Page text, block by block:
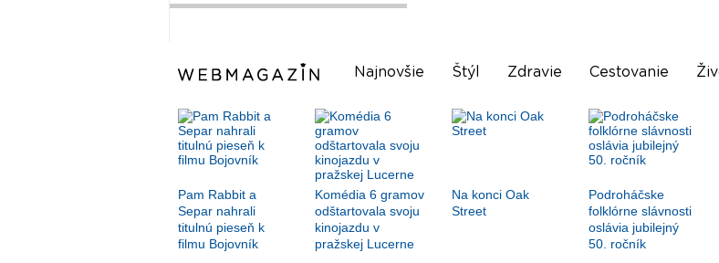
Najnovšie Štýl Zdravie Cestovanie
Pam Rabbit a
Separ nahrali
titulnú pieseň k
filmu Bojovník
Komédia 6 gramov
odštartovala svoju
kinojazdu v
pražskej Lucerne
Na konci Oak
Street
Podroháčske
folklórne slávnosti
oslávia jubilejný
50. ročník